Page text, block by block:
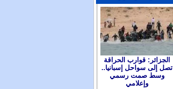
الجزائر: قوارب الحراقة
تصل إلى سواحل إسبانيا..
وسط صمت رسمي
وإعلامي